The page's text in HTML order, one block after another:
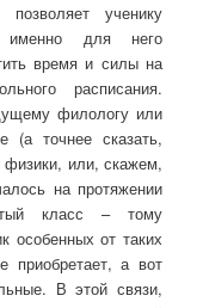
ученику
именно для него
время и силы на
расписания.
филологу или
(а точнее сказать,
физики, или, скажем,
на протяжении
класс – тому
особенных от таких
приобретает, а вот
В этой связи,